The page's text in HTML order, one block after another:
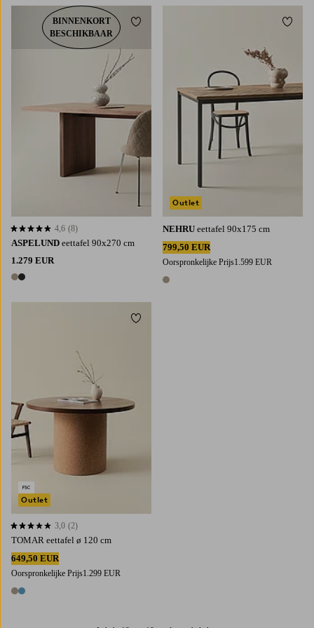
ASPELUND eettafel 90x270 cm
1.279 EUR
2 kleuren
4,6 op basis van 8 beoordelingen
4,6 (8)
BINNENKORT
BESCHIKBAAR
Toevoegen aan favorieten
NEHRU eettafel 90x175 cm
799,50 EUR
Oorspronkelijke Prijs1.599 EUR
1 kleur
Outlet
TOMAR eettafel ø 120 cm
649,50 EUR
Oorspronkelijke Prijs1.299 EUR
2 kleuren
3,0 op basis van 2 beoordelingen
3,0 (2)
Outlet
Toevoegen aan favorieten